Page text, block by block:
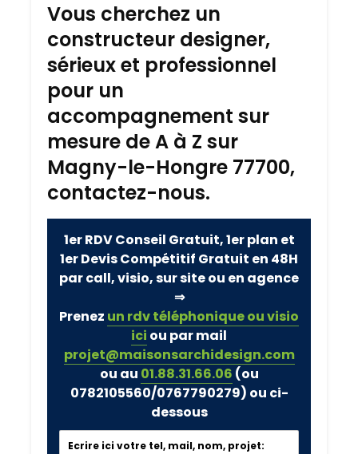
Vous cherchez un
constructeur designer,
sérieux et professionnel
pour un
accompagnement sur
mesure de A à Z sur
Magny-le-Hongre 77700,
contactez-nous.
1er RDV Conseil Gratuit, 1er plan et
1er Devis Compétitif Gratuit en 48H
par call, visio, sur site ou en agence
⇒
Prenez un rdv téléphonique ou visio
ici ou par mail
projet@maisonsarchidesign.com
ou au 01.88.31.66.06 (ou
0782105560/0767790279) ou ci-
dessous